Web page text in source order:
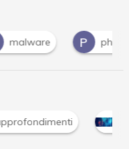
P phishing
news in tempo